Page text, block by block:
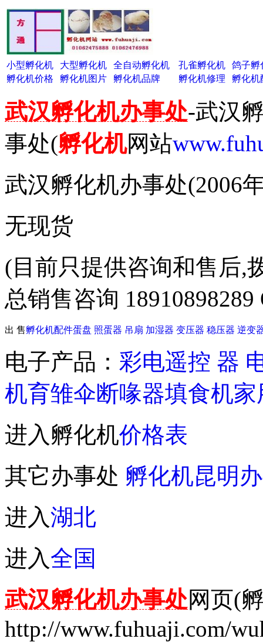
小型孵化机 大型孵化机 全自动孵化机 孔雀孵化机
鸽子孵
孵化机价格
孵化机图片 孵化机品牌 孵化机修理 孵化机
武汉孵化机办事处-武汉
事处(孵化机网站
武汉孵化机办事处(2006
无现货
(目前只提供咨询和售后,
总销售咨询 18910898289
出 售孵化机配件蛋盘 照蛋器 吊扇 加湿器 变压器 稳压器 逆变
电子产品： 彩电遥控 器
机育雏伞断喙器填食机家
进入孵化机价格表
其它办事处 孵化机昆明
进入湖北
进入全国
武汉孵化机办事处网页(
http://www.fuhuaji.com/